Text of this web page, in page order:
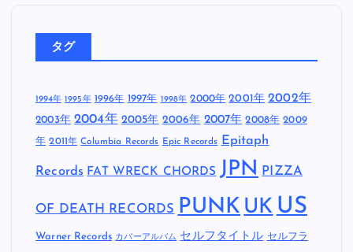
タグ
1994年 1995年 1996年 1997年 1998年 2000年 2001年 2002年
2003年 2004年 2005年 2006年 2007年 2008年 2009
年 2011年 Columbia Records Epic Records Epitaph
Records FAT WRECK CHORDS JPN PIZZA
OF DEATH RECORDS PUNK UK US
Warner Records カバーアルバム セルフタイトル セルフラ